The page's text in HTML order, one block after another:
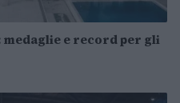
e record per gli